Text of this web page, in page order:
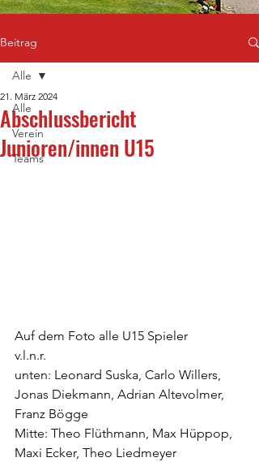
Beitrag
Alle
Verein
Teams
Alle
Abschlussbericht
Junioren/innen U15
21. März 2024
Auf dem Foto alle U15 Spieler
v.l.n.r.
unten: Leonard Suska, Carlo Willers,
Jonas Diekmann, Adrian Altevolmer,
Franz Bögge
Mitte: Theo Flüthmann, Max Hüppop,
Maxi Ecker, Theo Liedmeyer